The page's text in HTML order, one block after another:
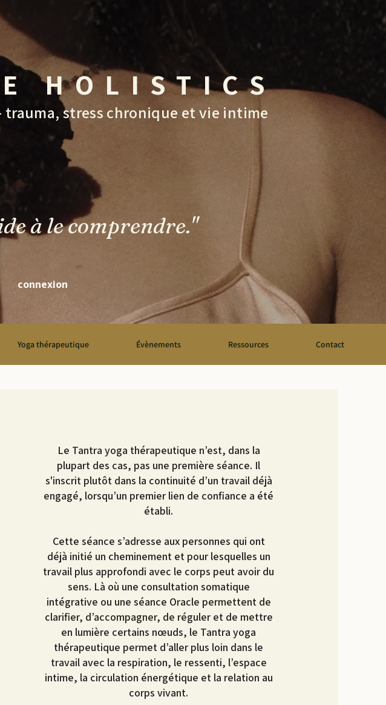
HOLISTICS
stress chronique et vie intime
à le comprendre."
connexion
Yoga thérapeutique Évènements Ressources Contact
Le Tantra yoga thérapeutique n’est, dans la
plupart des cas, pas une première séance. Il
s'inscrit plutôt dans la continuité d’un travail déjà
engagé, lorsqu’un premier lien de confiance a été
établi.​
Cette séance s’adresse aux personnes qui ont
déjà initié un cheminement et pour lesquelles un
travail plus approfondi avec le corps peut avoir du
sens. Là où une consultation somatique
intégrative ou une séance Oracle permettent de
clarifier, d’accompagner, de réguler et de mettre
en lumière certains nœuds, le Tantra yoga
thérapeutique permet d’aller plus loin dans le
travail avec la respiration, le ressenti, l’espace
intime, la circulation énergétique et la relation au
corps vivant.​​